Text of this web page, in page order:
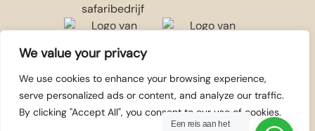
We value your privacy
We use cookies to enhance your browsing experience,
serve personalized ads or content, and analyze our traffic.
By clicking "Accept All", you consent to our use of cookies.
Een reis aan het